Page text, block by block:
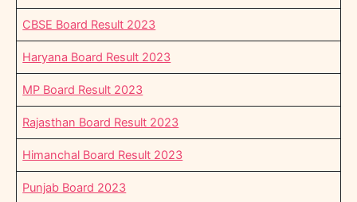
CBSE Board Result 2023
Haryana Board Result 2023
MP Board Result 2023
Rajasthan Board Result 2023
Himanchal Board Result 2023
Punjab Board 2023